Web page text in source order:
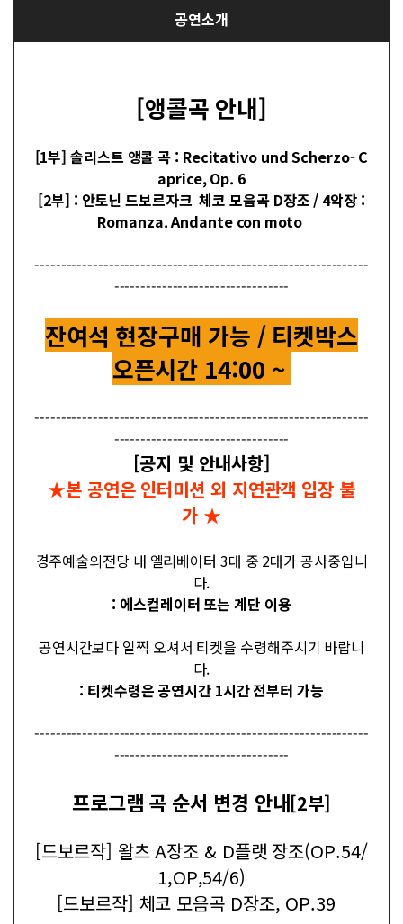
공연소개
[앵콜곡 안내]
[1부] 솔리스트 앵콜 곡 : Recitativo und Scherzo- C
aprice, Op. 6
[2부] : 안토닌 드보르자크 체코 모음곡 D장조 / 4악장 :
Romanza. Andante con moto
---------------------------------------------------------------
---------------------------------
잔여석 현장구매 가능 / 티켓박스
오픈시간 14:00 ~
---------------------------------------------------------------
---------------------------------
[공지 및 안내사항]
★본 공연은 인터미션 외 지연관객 입장 불
가 ★
경주예술의전당 내 엘리베이터 3대 중 2대가 공사중입니
다.
: 에스컬레이터 또는 계단 이용
공연시간보다 일찍 오셔서 티켓을 수령해주시기 바랍니
다.
: 티켓수령은 공연시간 1시간 전부터 가능
---------------------------------------------------------------
---------------------------------
프로그램 곡 순서 변경 안내[2부]
[드보르작] 왈츠 A장조 & D플랫 장조(OP.54/
1,OP,54/6)
[드보르작] 체코 모음곡 D장조, OP.39